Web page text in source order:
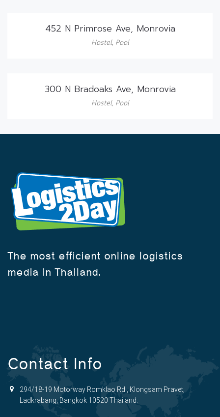
452 N Primrose Ave, Monrovia
Hostel, Pool
300 N Bradoaks Ave, Monrovia
Hostel, Pool
The most efficient online logistics
media in Thailand.
Contact Info
294/18-19 Motorway Romklao Rd., Klongsam Pravet,
Ladkrabang, Bangkok 10520 Thailand.